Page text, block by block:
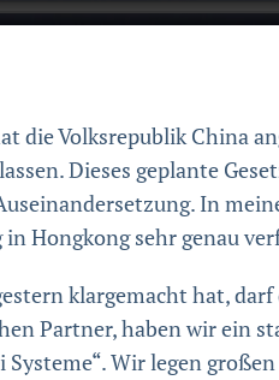
die Volksrepublik China
Dieses geplante
In
Hongkong sehr genau
klargemacht hat,
Partner, haben wir ein
Wir legen